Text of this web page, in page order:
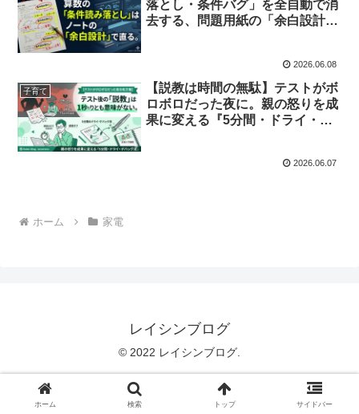
落とし・条件バグ」を全自動で消
去する、問題用紙の「余白設計」
2026.06.08
子育て
【説教は時間の無駄】テストがボ
ロボロだった夜に。親の怒りを成
果に変える『5分間・ドライ・デ
2026.06.07
ホーム 家電
レイシンブログ
© 2022 レイシンブログ.
ホーム 検索 トップ サイドバー